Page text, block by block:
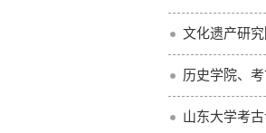
文化遗产研
历史学院、
山东大学考